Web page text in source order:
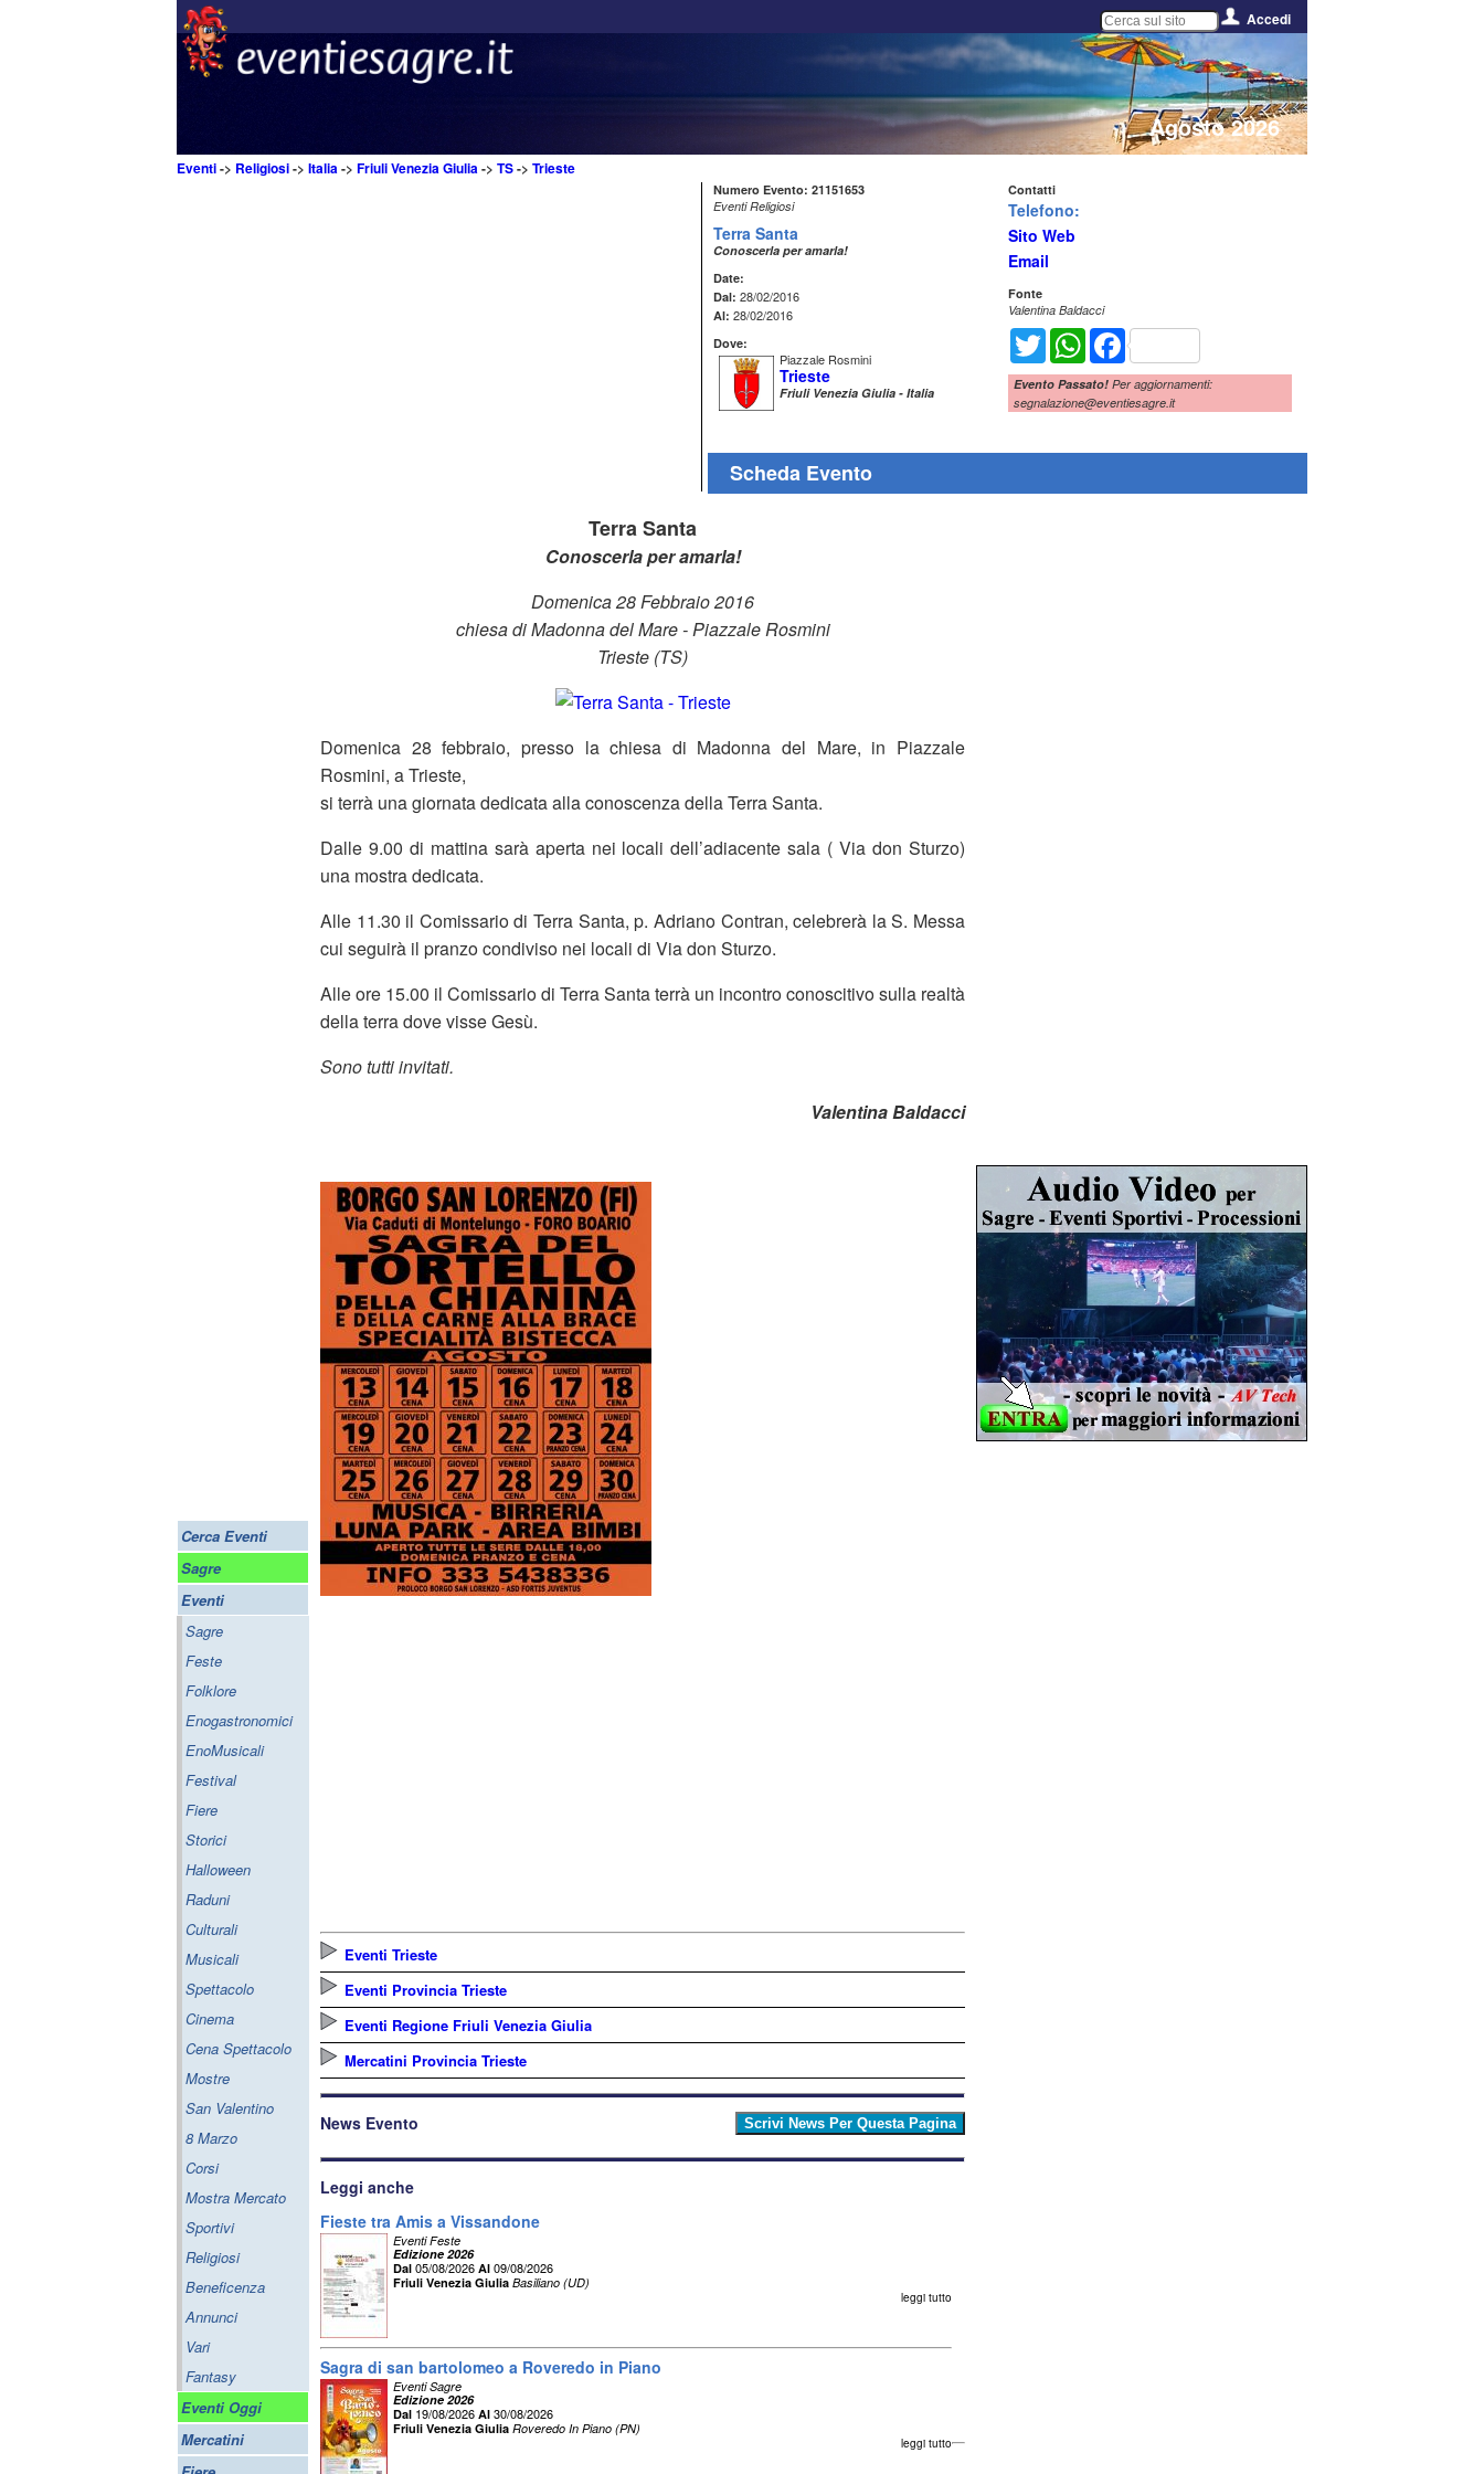
Accedi
Agosto 2026
Eventi-> Religiosi-> Italia-> Friuli Venezia Giulia-> TS-> Trieste
Cerca Eventi
Sagre
Eventi
Sagre
Feste
Folklore
Enogastronomici
EnoMusicali
Festival
Fiere
Storici
Halloween
Raduni
Culturali
Musicali
Spettacolo
Cinema
Cena Spettacolo
Mostre
San Valentino
8 Marzo
Corsi
Mostra Mercato
Sportivi
Religiosi
Beneficenza
Annunci
Vari
Fantasy
Eventi Oggi
Mercatini
Numero Evento: 21151653
Eventi Religiosi
Terra Santa
Conoscerla per amarla!
Date:
Dal: 28/02/2016
Al: 28/02/2016
Dove:
Piazzale Rosmini
Trieste
Friuli Venezia Giulia - Italia
Contatti
Telefono:
Sito Web
Email
Fonte
Valentina Baldacci
Twitter WhatsAppFacebook
Evento Passato! Per aggiornamenti:
segnalazione@eventiesagre.it
Scheda Evento
Terra Santa
Conoscerla per amarla!
Domenica 28 Febbraio 2016
chiesa di Madonna del Mare - Piazzale Rosmini
Trieste (TS)
Domenica 28 febbraio, presso la chiesa di Madonna del Mare, in Piazzale
Rosmini, a Trieste,
si terrà una giornata dedicata alla conoscenza della Terra Santa.
Dalle 9.00 di mattina sarà aperta nei locali dell’adiacente sala ( Via don Sturzo)
una mostra dedicata.
Alle 11.30 il Comissario di Terra Santa, p. Adriano Contran, celebrerà la S. Messa
cui seguirà il pranzo condiviso nei locali di Via don Sturzo.
Alle ore 15.00 il Comissario di Terra Santa terrà un incontro conoscitivo sulla realtà
della terra dove visse Gesù.
Sono tutti invitati.
Valentina Baldacci
Eventi Trieste
Eventi Provincia Trieste
Eventi Regione Friuli Venezia Giulia
Mercatini Provincia Trieste
News Evento
Leggi anche
Fieste tra Amis a Vissandone
Eventi Feste
Edizione 2026
Dal 05/08/2026 Al 09/08/2026
Friuli Venezia Giulia Basiliano (UD)
leggi tutto
Sagra di san bartolomeo a Roveredo in Piano
Eventi Sagre
Edizione 2026
Dal 19/08/2026 Al 30/08/2026
Friuli Venezia Giulia Roveredo In Piano (PN)
leggi tutto